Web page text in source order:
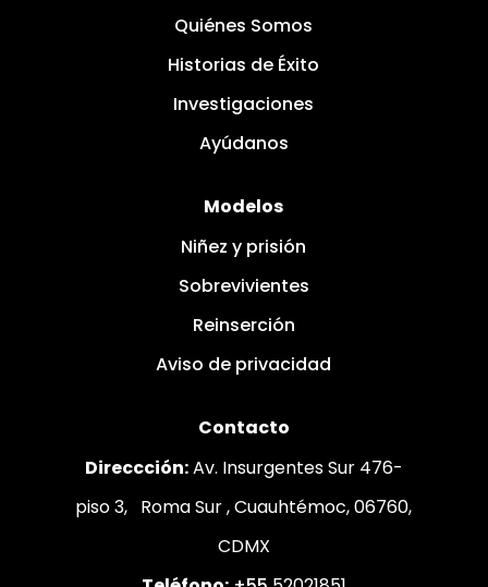
Quiénes Somos
Historias de Éxito
Investigaciones
Ayúdanos
Modelos
Niñez y prisión
Sobrevivientes
Reinserción
Aviso de privacidad
Contacto
Direccción:Av. Insurgentes Sur 476-
piso 3, Roma Sur, Cuauhtémoc, 06760,
CDMX